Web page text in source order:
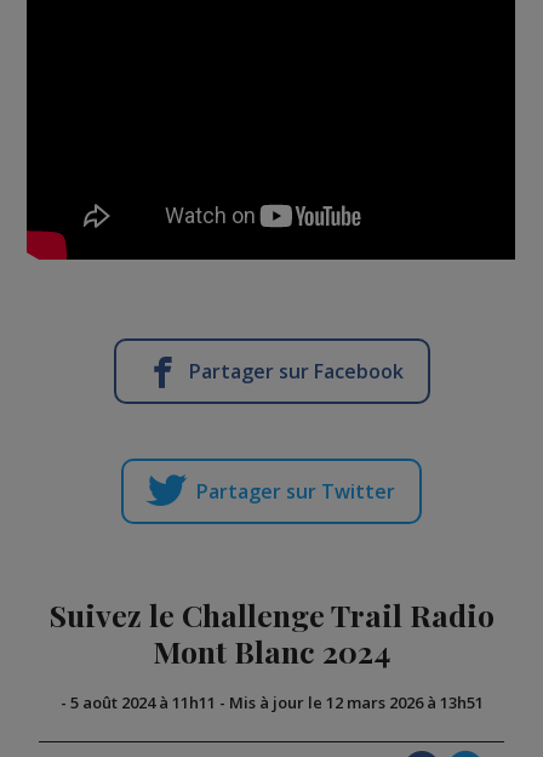
Partager sur Facebook
Partager sur Twitter
Suivez le Challenge Trail Radio
Mont Blanc 2024
- 5 août 2024 à 11h11 - Mis à jour le 12 mars 2026 à 13h51